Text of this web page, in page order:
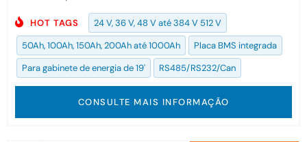
HOT TAGS
24 V, 36 V, 48 V até 384 V 512 V
50Ah, 100Ah, 150Ah, 200Ah até 1000Ah
Placa BMS integrada
Para gabinete de energia de 19'
RS485/RS232/Can
CONSULTE MAIS INFORMAÇÃO